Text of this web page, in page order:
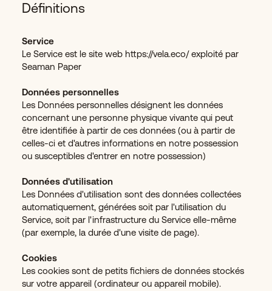
Définitions
Service
Le Service est le site web https://vela.eco/ exploité par
Seaman Paper
Données personnelles
Les Données personnelles désignent les données
concernant une personne physique vivante qui peut
être identifiée à partir de ces données (ou à partir de
celles-ci et d'autres informations en notre possession
ou susceptibles d'entrer en notre possession)
Données d'utilisation
Les Données d'utilisation sont des données collectées
automatiquement, générées soit par l'utilisation du
Service, soit par l'infrastructure du Service elle-même
(par exemple, la durée d'une visite de page).
Cookies
Les cookies sont de petits fichiers de données stockés
sur votre appareil (ordinateur ou appareil mobile).